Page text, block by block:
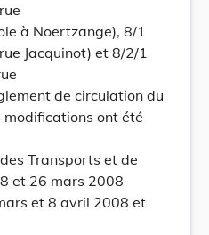
à Noertzange), 8/1
Jacquinot) et 8/2/1
de circulation du
ont été
Transports et de
et 26 mars 2008
et 8 avril 2008 et